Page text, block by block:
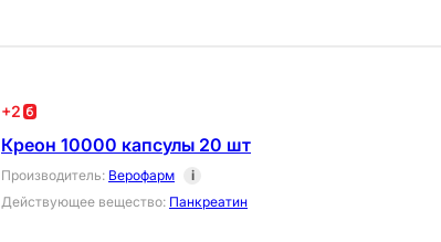
+2
Креон 10000 капсулы 20 шт
Производитель: Верофарм
i
Действующее вещество: Панкреатин